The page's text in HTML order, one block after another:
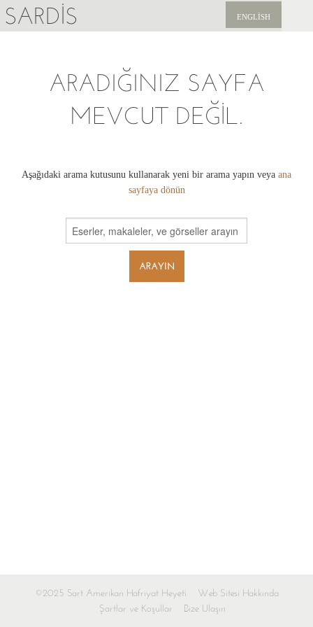
SARDIS ENGLISH
ARADIĞINIZ SAYFA
MEVCUT DEĞIL.
Aşağıdaki arama kutusunu kullanarak yeni bir arama yapın veya ana
sayfaya dönün
©2025 Sart Amerikan Hafriyat Heyeti
Web Sitesi Hakkında
Şartlar ve Koşullar
Bize Ulaşın